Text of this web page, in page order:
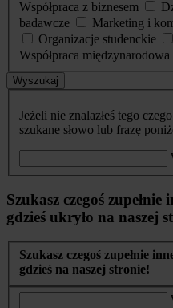
Współpraca z biznesem
badawcze
Marketing i
Organizacje studenckie
Współpraca międzynarodowa
Wyszukaj
Jeżeli nie znalazłeś tego
szukane słowo lub frazę
Szukasz czegoś
gdzieś ukryło na naszej
Szukasz czegoś zupełnie
gdzieś na naszej stronie!